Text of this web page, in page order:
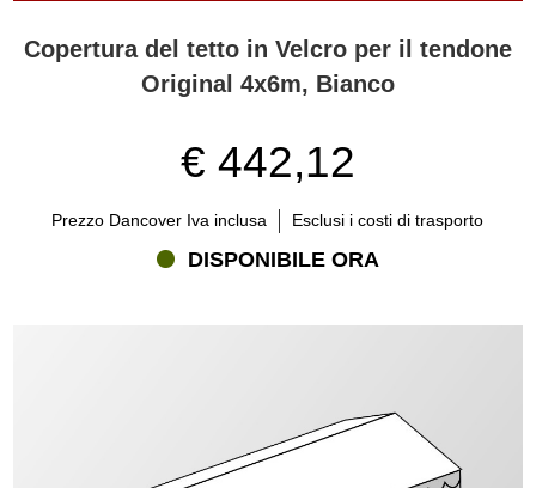
Copertura del tetto in Velcro per il tendone
Original 4x6m, Bianco
€ 442,12
Prezzo Dancover Iva inclusa Esclusi i costi di trasporto
DISPONIBILE ORA